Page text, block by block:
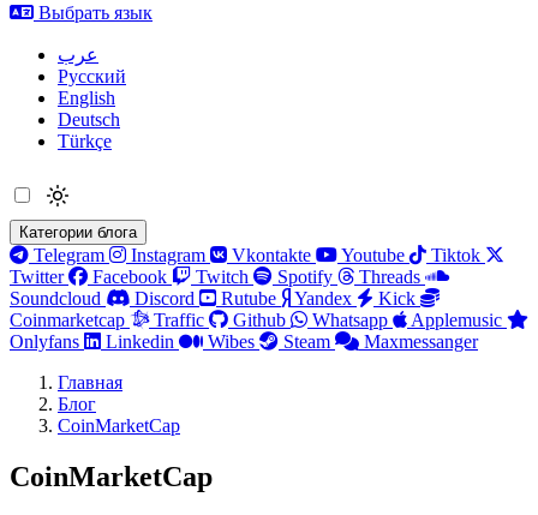
Выбрать язык
عرب
Русский
English
Deutsch
Türkçe
Категории блога
Telegram Instagram Vkontakte Youtube
Tiktok
Twitter
Facebook Twitch Spotify
Threads
Soundcloud
Discord Rutube Yandex
Kick
Coinmarketcap
Traffic Github Whatsapp
Applemusic
Onlyfans
Linkedin Wibes Steam
Maxmessanger
Главная
Блог
CoinMarketCap
CoinMarketCap